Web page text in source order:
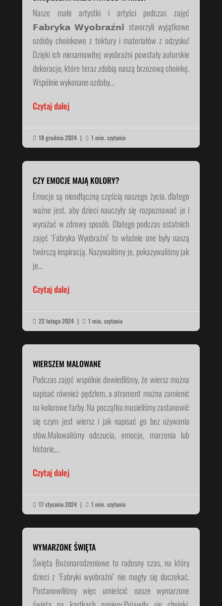
Nasze małe artystki i artyści podczas zajęć
𝗙𝗮𝗯𝗿𝘆𝗸𝗮 𝗪𝘆𝗼𝗯𝗿𝗮𝘇́𝗻𝗶 stworzyli wyjątkowe
ozdoby choinkowe z tektury i materiałów z odzysku!
Dzięki ich niesamowitej wyobraźni powstały autorskie
dekoracje, które teraz zdobią naszą brzozową choinkę.
Wspólnie wykonane ozdoby...
Czytaj dalej
 18 grudnia 2024 |  1 min. czytania
CZY EMOCJE MAJĄ KOLORY?
Emocje są nieodłączną częścią naszego życia, dlatego
ważne jest, aby dzieci nauczyły się rozpoznawać je i
wyrażać w zdrowy sposób. Dlatego podczas ostatnich
zajęć ‘Fabryka Wyobraźni’ to właśnie one były naszą
twórczą inspiracją. Nazywaliśmy je, pokazywaliśmy jak
je...
Czytaj dalej
 22 lutego 2024 |  1 min. czytania
WIERSZEM MALOWANE
Podczas zajęć wspólnie dowiedliśmy, że wiersz można
napisać również pędzlem, a atrament można zamienić
na kolorowe farby. Na początku musieliśmy zastanowić
się czym jest wiersz i jak napisać go bez używania
słów.Malowaliśmy odczucia, emocje, marzenia lub
historie,...
Czytaj dalej
 17 stycznia 2024 |  1 min. czytania
WYMARZONE ŚWIĘTA
Święta Bożonarodzeniowe to radosny czas, na który
dzieci z ‘Fabryki wyobraźni’ nie mogły się doczekać.
Postanowiliśmy więc umieścić nasze wymarzone